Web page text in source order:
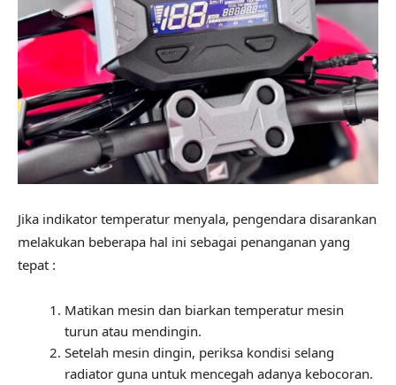
Jika indikator temperatur menyala, pengendara disarankan
melakukan beberapa hal ini sebagai penanganan yang
tepat :
Matikan mesin dan biarkan temperatur mesin
turun atau mendingin.
Setelah mesin dingin, periksa kondisi selang
radiator guna untuk mencegah adanya kebocoran.